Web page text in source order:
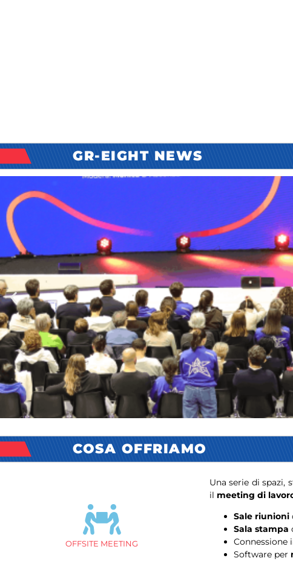
GR-EIGHT NEWS
Maggio 2026
GR-8 NEWS
True Love Impact, Charity Dinner,
tanti eventi B2B e tanto altro!
COSA OFFRIAMO
OFFSITE MEETING
Una serie di spazi,
il meeting di
Sale riunioni
Sala stampa
Connessione
Software per